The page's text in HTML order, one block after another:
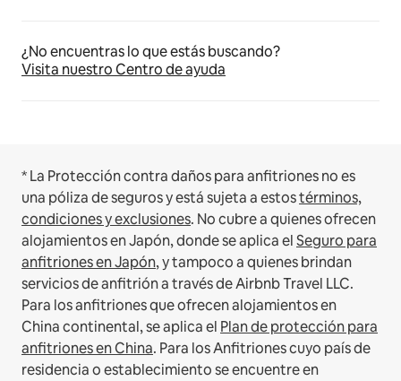
¿No encuentras lo que estás buscando?
Visita nuestro Centro de ayuda
* La Protección contra daños para anfitriones no es
una póliza de seguros y está sujeta a estostérminos,
condiciones y exclusiones. No cubre a quienes ofrecen
alojamientos en Japón, donde se aplica elSeguro para
anfitriones en Japón, y tampoco a quienes brindan
servicios de anfitrión a través de Airbnb Travel LLC.
Para los anfitriones que ofrecen alojamientos en
China continental, se aplica el Plan de protección para
anfitriones en China. Para los Anfitriones cuyo país de
residencia o establecimiento se encuentre en